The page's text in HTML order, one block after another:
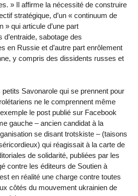
» Il affirme la nécessité de construire
stratégique, d’un « continuum de
» qui articule d’une part
sabotage des
en Russie et d’autre part enrôlement
y compris des dissidents russes et
Savonarole qui se prennent pour
ne le comprennent même
le post publié sur Facebook
gauche – ancien candidat à la
se disant trotskiste – (taisons
qui réagissait à la carte de
de solidarité, publiées par les
contre les éditeurs de Soutien à
en réalité une charge contre toutes
côtés du mouvement ukrainien de